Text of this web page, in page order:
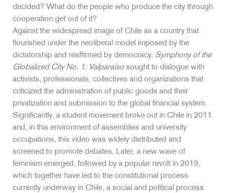
decided? What do the people who produce the city through
cooperation get out of it?
Against the widespread image of Chile as a country that
flourished under the neoliberal model imposed by the
dictatorship and reaffirmed by democracy, Symphony of the
Globalized City No. 1: Valparaíso sought to dialogue with
activists, professionals, collectives and organizations that
criticized the administration of public goods and their
privatization and submission to the global financial system.
Significantly, a student movement broke out in Chile in 2011
and, in this environment of assemblies and university
occupations, this video was widely distributed and
screened to promote debates. Later, a new wave of
feminism emerged, followed by a popular revolt in 2019,
which together have led to the constitutional process
currently underway in Chile, a social and political process